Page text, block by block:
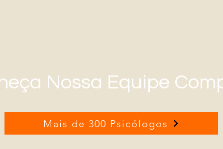
Mais de 300 Psicólogos
Nossa Equipe